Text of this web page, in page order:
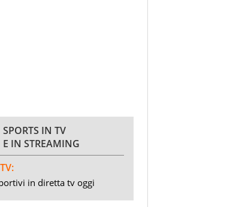
SPORTS IN TV
E IN STREAMING
in diretta tv oggi